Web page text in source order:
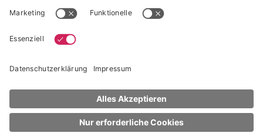
* unverbindliche Preisempfehlung der Verbundgruppe beauty alliance
NACH OBEN